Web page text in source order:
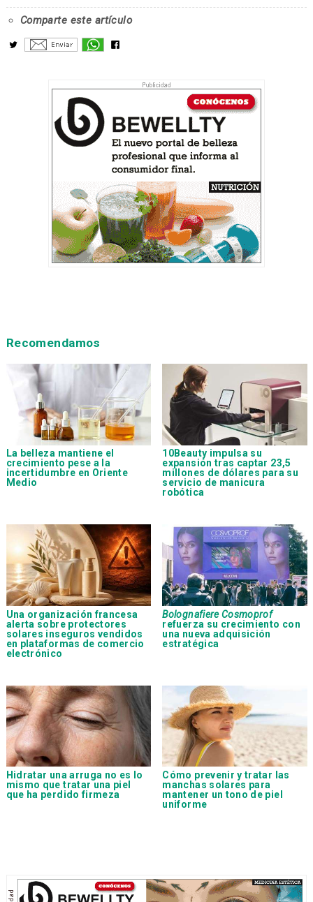
Comparte este artículo
Recomendamos
La belleza mantiene el
crecimiento pese a la
incertidumbre en Oriente
Medio
10Beauty impulsa su
expansión tras captar 23,5
millones de dólares para su
servicio de manicura
robótica
Una organización francesa
alerta sobre protectores
solares inseguros vendidos
en plataformas de comercio
electrónico
Bolognafiere Cosmoprof
refuerza su crecimiento con
una nueva adquisición
estratégica
Hidratar una arruga no es lo
mismo que tratar una piel
que ha perdido firmeza
Cómo prevenir y tratar las
manchas solares para
mantener un tono de piel
uniforme